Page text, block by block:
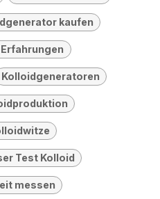
kaufen
Kolloidgeneratoren
Test Kolloid
messen